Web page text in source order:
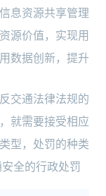
息资源共享管理
源价值，实现用
数据创新，提升
交通法律法规的
就需要接受相应
型，处罚的种类
全的行政处罚